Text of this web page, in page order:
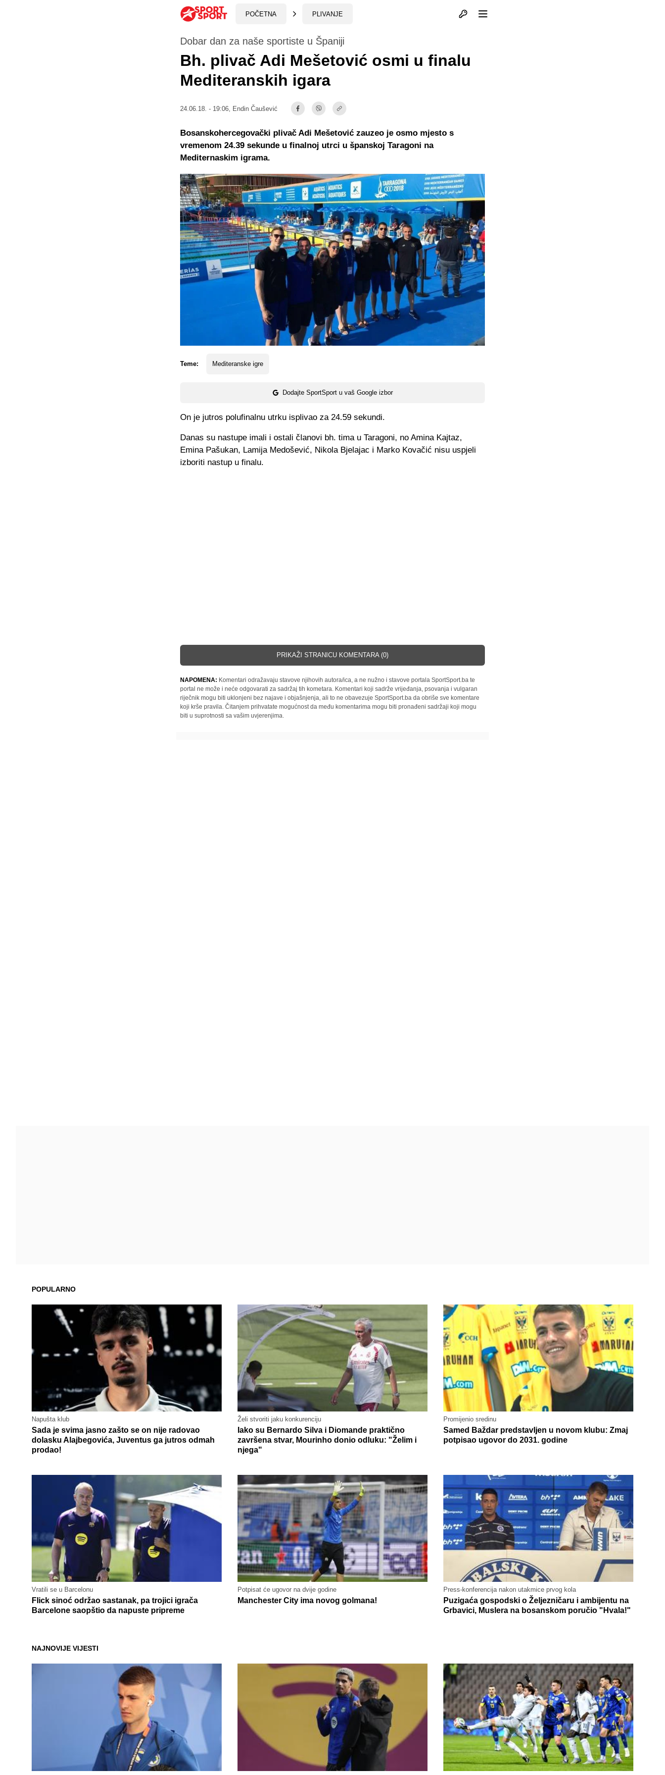
POČETNA PLIVANJE Otvori profil
Dobar dan za naše sportiste u Španiji
Bh. plivač Adi Mešetović osmi u finalu
Mediteranskih igara
24.06.18. - 19:06, Endin Čaušević
Teme: Mediteranske igre
Dodajte SportSport u vaš Google izbor
Bosanskohercegovački plivač Adi Mešetović zauzeo je osmo mjesto s
vremenom 24.39 sekunde u finalnoj utrci u španskoj Taragoni na
Mediternaskim igrama.
On je jutros polufinalnu utrku isplivao za 24.59 sekundi.
Danas su nastupe imali i ostali članovi bh. tima u Taragoni, no Amina Kajtaz,
Emina Pašukan, Lamija Medošević, Nikola Bjelajac i Marko Kovačić nisu uspjeli
izboriti nastup u finalu.
PRIKAŽI STRANICU KOMENTARA (0)
NAPOMENA: Komentari odražavaju stavove njihovih autora/ica, a ne nužno i stavove portala SportSport.ba te
portal ne može i neće odgovarati za sadržaj tih kometara. Komentari koji sadrže vrijeđanja, psovanja i vulgaran
riječnik mogu biti uklonjeni bez najave i objašnjenja, ali to ne obavezuje SportSport.ba da obriše sve komentare
koji krše pravila. Čitanjem prihvatate mogućnost da među komentarima mogu biti pronađeni sadržaji koji mogu
biti u suprotnosti sa vašim uvjerenjima.
POPULARNO
Napušta klub
Sada je svima jasno zašto se on nije radovao
dolasku Alajbegovića, Juventus ga jutros odmah
prodao!
Želi stvoriti jaku konkurenciju
Iako su Bernardo Silva i Diomande praktično
završena stvar, Mourinho donio odluku: "Želim i
njega"
Promijenio sredinu
Samed Baždar predstavljen u novom klubu: Zmaj
potpisao ugovor do 2031. godine
Vratili se u Barcelonu
Flick sinoć održao sastanak, pa trojici igrača
Barcelone saopštio da napuste pripreme
Potpisat će ugovor na dvije godine
Manchester City ima novog golmana!
Press-konferencija nakon utakmice prvog kola
Puzigaća gospodski o Željezničaru i ambijentu na
Grbavici, Muslera na bosanskom poručio "Hvala!"
NAJNOVIJE VIJESTI